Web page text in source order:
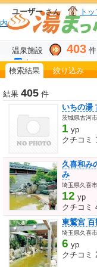
ユーザーさん ト
内
温泉施設 403
表示する
検索結果
絞り込み
結果 405 件
いちの湯
茨城県古河市
1 yp
クチコミ
久喜和み
み
埼玉県久喜市
12 yp
クチコミ
東鷲宮
埼玉県久喜市
6 yp
クチコミ